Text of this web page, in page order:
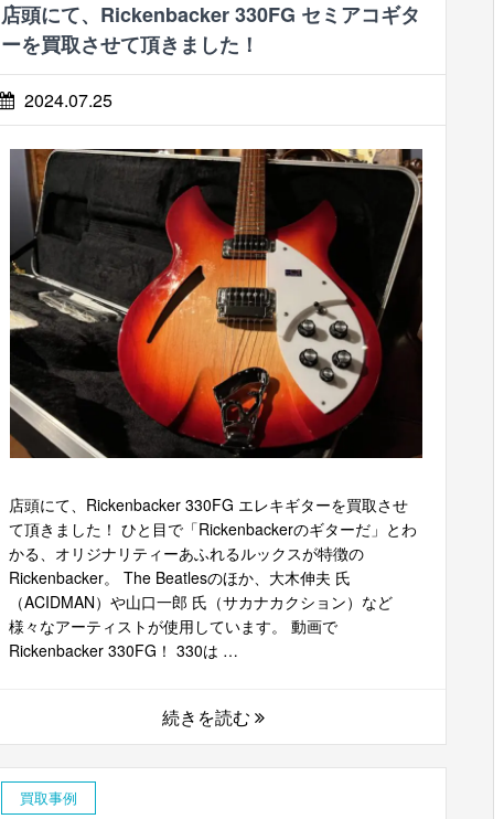
店頭にて、Rickenbacker 330FG セミアコギタ
ーを買取させて頂きました！
2024.07.25
店頭にて、Rickenbacker 330FG エレキギターを買取させ
て頂きました！ ひと目で「Rickenbackerのギターだ」とわ
かる、オリジナリティーあふれるルックスが特徴の
Rickenbacker。 The Beatlesのほか、大木伸夫 氏
（ACIDMAN）や山口一郎 氏（サカナカクション）など
様々なアーティストが使用しています。 動画で
Rickenbacker 330FG！ 330は …
続きを読む
買取事例